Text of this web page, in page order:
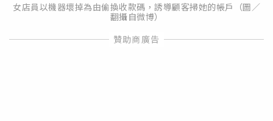
女店員以機器壞掉為由偷換收款碼，誘導顧客掃她的帳戶（圖／
翻攝自微博）